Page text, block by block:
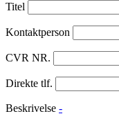
Titel
Kontaktperson
CVR NR.
Direkte tlf.
Beskrivelse -